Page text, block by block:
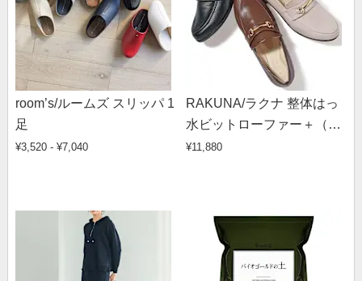
room’s/ルームズ スリッパ 1
足
¥3,520 - ¥7,040
RAKUNA/ラクナ 整体はっ
水ビットローファー＋（日
本製）
¥11,880